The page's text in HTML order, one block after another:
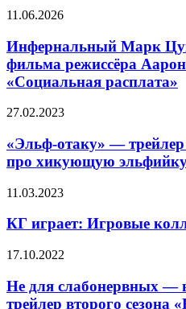
Росомаха
вселенную
Marvel
в
первом
трейлере
Инфернальный
Цукерберг
в
тизере
фильма
Аарона
«Социальная
расплата»
11.06.2026
Инфернальный Марк
фильма режиссёра
«Социальная расплата»
«Эльф-
—
трейлер
и
выхода
про
эльфийку-
27.02.2023
«Эльф-отаку» —
про хикующую
КГ
Игровые
коллажи
№
и
№
11.03.2023
КГ играет: Игровые
Не
слабонервных
—
17.10.2022
Не для слабонервных —
трейлер второго сезона